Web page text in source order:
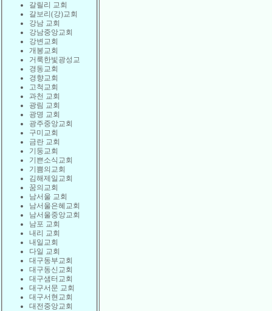
갈릴리 교회
갈보리(강)교회
강남 교회
강남중앙교회
강변교회
개봉교회
거룩한빛광성교
경동교회
경향교회
고척교회
과천 교회
광림 교회
광명 교회
광주중앙교회
구미교회
금란 교회
기둥교회
기쁜소식교회
기쁨의교회
김해제일교회
꿈의교회
남서울 교회
남서울은혜교회
남서울중앙교회
남포 교회
내리 교회
내일교회
다일 교회
대구동부교회
대구동신교회
대구샘터교회
대구서문 교회
대구서현교회
대전중앙교회